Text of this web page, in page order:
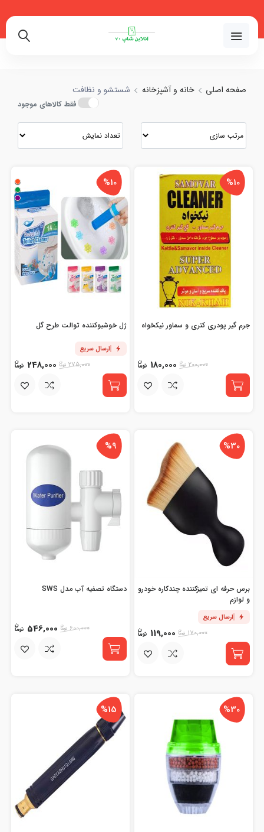
انواع شستشو و نظافت با بهترین قیمت
صفحه اصلی خانه و آشپزخانه شستشو و نظافت
فقط کالاهای موجود
%10
جرم گیر پودری کتری و سماور نیکخواه
200,000
180,000
%10
+
ژل خوشبوکننده توالت طرح گل
ارسال سریع
275,000
248,000
%30
برس حرفه ای تمیزکننده چندکاره خودرو
و لوازم
ارسال سریع
170,000
119,000
%9
دستگاه تصفیه آب مدل SWS
600,000
546,000
%30
%15